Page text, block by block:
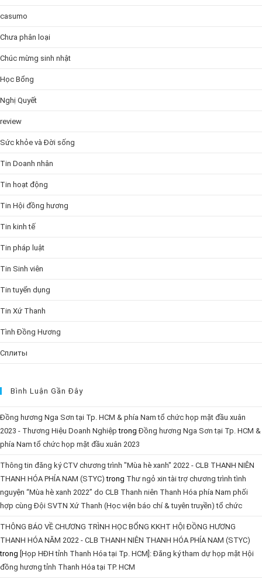
casumo
Chưa phân loại
Chúc mừng sinh nhật
Học Bổng
Nghị Quyết
review
Sức khỏe và Đời sống
Tin Doanh nhân
Tin hoạt động
Tin Hội đồng hương
Tin kinh tế
Tin pháp luật
Tin Sinh viên
Tin tuyển dụng
Tin Xứ Thanh
Tình Đồng Hương
Сплиты
Bình Luận Gần Đây
Đồng hương Nga Sơn tại Tp. HCM & phía Nam tổ chức họp mặt đầu xuân
2023 - Thương Hiệu Doanh Nghiệp trongĐồng hương Nga Sơn tại Tp. HCM &
phía Nam tổ chức họp mặt đầu xuân 2023
Thông tin đăng ký CTV chương trình "Mùa hè xanh" 2022 - CLB THANH NIÊN
THANH HÓA PHÍA NAM (STYC) trong Thư ngỏ xin tài trợ chương trình tình
nguyện “Mùa hè xanh 2022” do CLB Thanh niên Thanh Hóa phía Nam phối
hợp cùng Đội SVTN Xứ Thanh (Học viện báo chí & tuyên truyền) tổ chức
THÔNG BÁO VỀ CHƯƠNG TRÌNH HỌC BỔNG KKHT HỘI ĐỒNG HƯƠNG
THANH HÓA NĂM 2022 - CLB THANH NIÊN THANH HÓA PHÍA NAM (STYC)
trong [Họp HĐH tỉnh Thanh Hóa tại Tp. HCM]: Đăng ký tham dự họp mặt Hội
đồng hương tỉnh Thanh Hóa tại TP. HCM